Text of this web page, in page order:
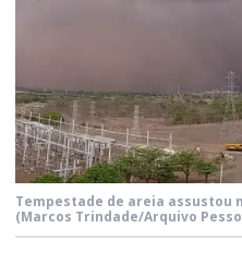
Tempestade de areia assustou
(Marcos Trindade/Arquivo